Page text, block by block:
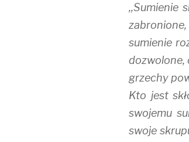
,,Sumienie
sumienie
dozwolone,
grzechy
Kto jest
swojemu
swoje